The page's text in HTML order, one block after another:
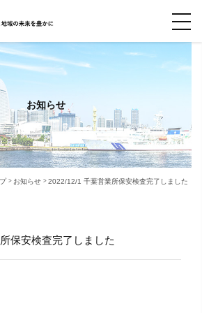
お知らせ
お知らせ 2022/12/1 千葉営業所保安検査完了しました
保安検査完了しました